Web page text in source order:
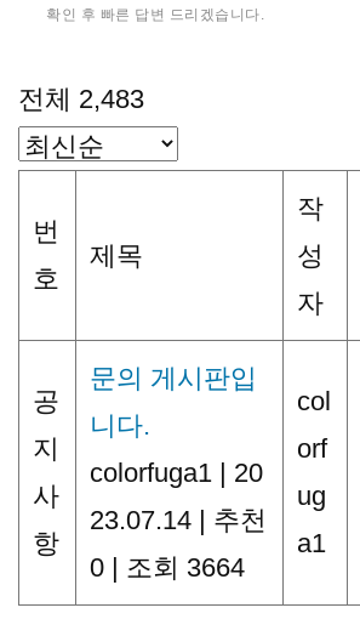
확인 후 빠른 답변 드리겠습니다.
전체 2,483
번
호
제목
작
성
자
공
지
사
항
문의 게시판입
니다.
colorfuga1 | 20
23.07.14 | 추천
0 | 조회 3664
col
orf
ug
a1